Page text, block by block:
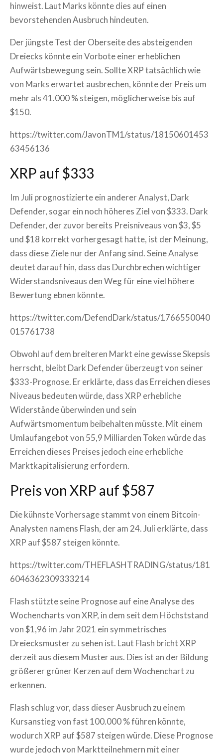
hinweist. Laut Marks könnte dies auf einen
bevorstehenden Ausbruch hindeuten.
Der jüngste Test der Oberseite des absteigenden
Dreiecks könnte ein Vorbote einer erheblichen
Aufwärtsbewegung sein. Sollte XRP tatsächlich wie
von Marks erwartet ausbrechen, könnte der Preis um
mehr als 41.000 % steigen, möglicherweise bis auf
$150.
https://twitter.com/JavonTM1/status/18150601453
63456136
XRP auf $333
Im Juli prognostizierte ein anderer Analyst, Dark
Defender, sogar ein noch höheres Ziel von $333. Dark
Defender, der zuvor bereits Preisniveaus von $3, $5
und $18 korrekt vorhergesagt hatte, ist der Meinung,
dass diese Ziele nur der Anfang sind. Seine Analyse
deutet darauf hin, dass das Durchbrechen wichtiger
Widerstandsniveaus den Weg für eine viel höhere
Bewertung ebnen könnte.
https://twitter.com/DefendDark/status/1766550040
015761738
Obwohl auf dem breiteren Markt eine gewisse Skepsis
herrscht, bleibt Dark Defender überzeugt von seiner
$333-Prognose. Er erklärte, dass das Erreichen dieses
Niveaus bedeuten würde, dass XRP erhebliche
Widerstände überwinden und sein
Aufwärtsmomentum beibehalten müsste. Mit einem
Umlaufangebot von 55,9 Milliarden Token würde das
Erreichen dieses Preises jedoch eine erhebliche
Marktkapitalisierung erfordern.
Preis von XRP auf $587
Die kühnste Vorhersage stammt von einem Bitcoin-
Analysten namens Flash, der am 24. Juli erklärte, dass
XRP auf $587 steigen könnte.
https://twitter.com/THEFLASHTRADING/status/181
6046362309333214
Flash stützte seine Prognose auf eine Analyse des
Wochencharts von XRP, in dem seit dem Höchststand
von $1,96 im Jahr 2021 ein symmetrisches
Dreiecksmuster zu sehen ist. Laut Flash bricht XRP
derzeit aus diesem Muster aus. Dies ist an der Bildung
größerer grüner Kerzen auf dem Wochenchart zu
erkennen.
Flash schlug vor, dass dieser Ausbruch zu einem
Kursanstieg von fast 100.000 % führen könnte,
wodurch XRP auf $587 steigen würde. Diese Prognose
wurde jedoch von Marktteilnehmern mit einer